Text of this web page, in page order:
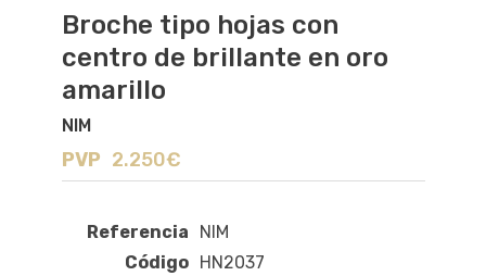
Broche tipo hojas con
centro de brillante en oro
amarillo
NIM
PVP 2.250€
Referencia
NIM
Código HN2037